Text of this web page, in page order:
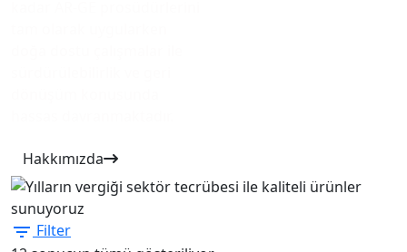
Hakkımızda
Filter